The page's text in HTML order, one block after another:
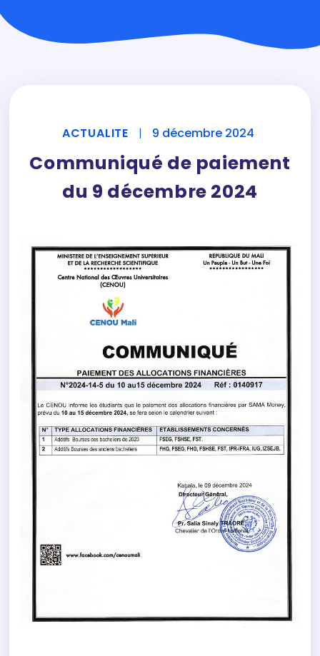
ACTUALITE | 9 décembre 2024
Communiqué de paiement
du 9 décembre 2024